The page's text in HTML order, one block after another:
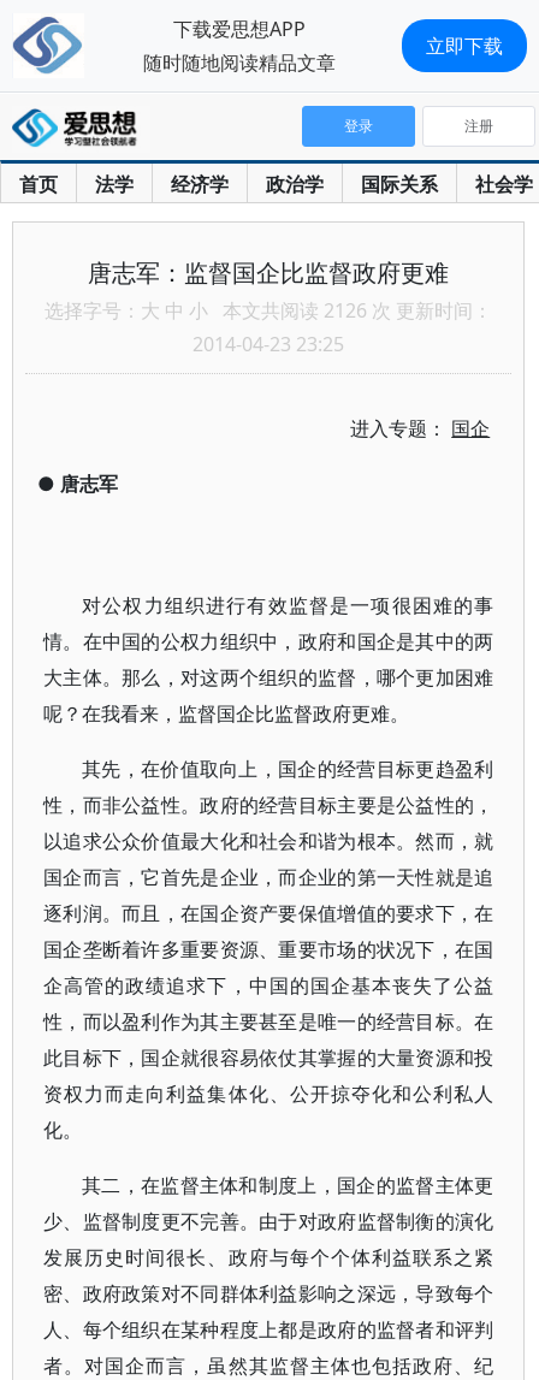
首页 法学 经济学 政治学 国际关系 社会学
登录 注册
唐志军：监督国企比监督政府更难
选择字号： 大 中 小 本文共阅读 2126 次 更新时间：
2014-04-23 23:25
进入专题： 国企
● 唐志军
对公权力组织进行有效监督是一项很困难的事
情。在中国的公权力组织中，政府和国企是其中的两
大主体。那么，对这两个组织的监督，哪个更加困难
呢？在我看来，监督国企比监督政府更难。
其先，在价值取向上，国企的经营目标更趋盈利
性，而非公益性。政府的经营目标主要是公益性的，
以追求公众价值最大化和社会和谐为根本。然而，就
国企而言，它首先是企业，而企业的第一天性就是追
逐利润。而且，在国企资产要保值增值的要求下，在
国企垄断着许多重要资源、重要市场的状况下，在国
企高管的政绩追求下，中国的国企基本丧失了公益
性，而以盈利作为其主要甚至是唯一的经营目标。在
此目标下，国企就很容易依仗其掌握的大量资源和投
资权力而走向利益集体化、公开掠夺化和公利私人
化。
其二，在监督主体和制度上，国企的监督主体更
少、监督制度更不完善。由于对政府监督制衡的演化
发展历史时间很长、政府与每个个体利益联系之紧
密、政府政策对不同群体利益影响之深远，导致每个
人、每个组织在某种程度上都是政府的监督者和评判
者。对国企而言，虽然其监督主体也包括政府、纪
下载爱思想APP
随时随地阅读精品文章
立即下载